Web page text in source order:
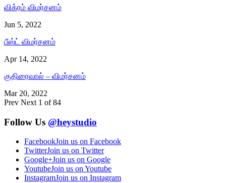
விக்ரம் விமர்சனம்
Jun 5, 2022
பீஸ்ட் விமர்சனம்
Apr 14, 2022
குதிரைவால் – விமர்சனம்
Mar 20, 2022
Prev Next 1 of 84
Follow Us @heystudio
FacebookJoin us on Facebook
TwitterJoin us on Twitter
Google+Join us on Google
YoutubeJoin us on Youtube
InstagramJoin us on Instagram